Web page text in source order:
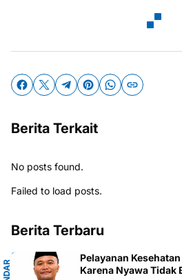
Berita Terkait
No posts found.
Failed to load posts.
Berita Terbaru
Pelayanan
Karena Nyawa Tidak